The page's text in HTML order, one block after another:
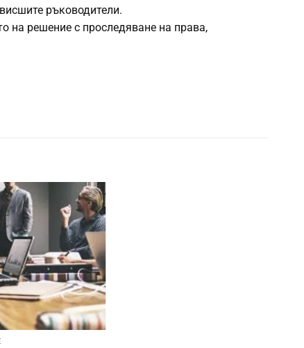
ръководители.
на решение с проследяване на права,